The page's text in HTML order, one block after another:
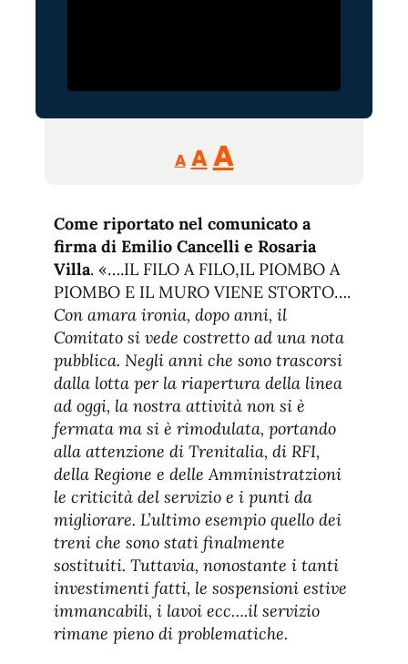
A
Reducir
tamaño
A Restablecer
tamaño
fuente
AAumentar
de
fuente.
Come riportato nel comunicato a
firma di Emilio Cancelli e Rosaria
Villa. «….IL FILO A FILO,IL PIOMBO A
PIOMBO E IL MURO VIENE STORTO….
Con amara ironia, dopo anni, il
Comitato si vede costretto ad una nota
pubblica. Negli anni che sono trascorsi
dalla lotta per la riapertura della linea
ad oggi, la nostra attività non si è
fermata ma si è rimodulata, portando
alla attenzione di Trenitalia, di RFI,
della Regione e delle Amministratzioni
le criticità del servizio e i punti da
migliorare. L’ultimo esempio quello dei
treni che sono stati finalmente
sostituiti. Tuttavia, nonostante i tanti
investimenti fatti, le sospensioni estive
immancabili, i lavoi ecc….il servizio
rimane pieno di problematiche.